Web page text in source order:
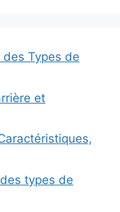
des Types de
et
types de